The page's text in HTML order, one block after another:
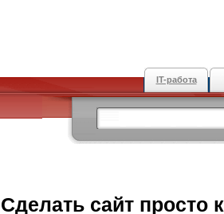
IT-работа
Сделать сайт просто